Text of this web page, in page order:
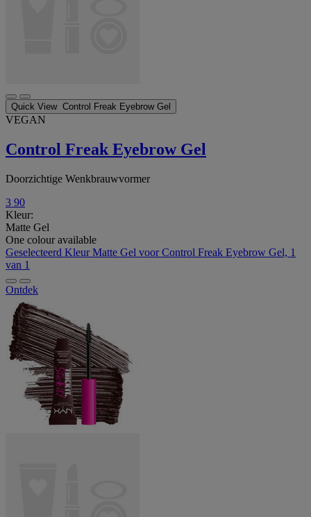
Quick View Control Freak Eyebrow Gel
VEGAN
Control Freak Eyebrow Gel
Doorzichtige Wenkbrauwvormer
3 90
Kleur:
Matte Gel
One colour available
Geselecteerd Kleur Matte Gel voor Control Freak Eyebrow Gel, 1
van 1
Ontdek